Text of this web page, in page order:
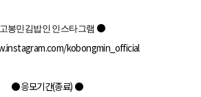
봉민김밥인 인스타그램 ●
kobongmin_official
●응모기간(종료) ●